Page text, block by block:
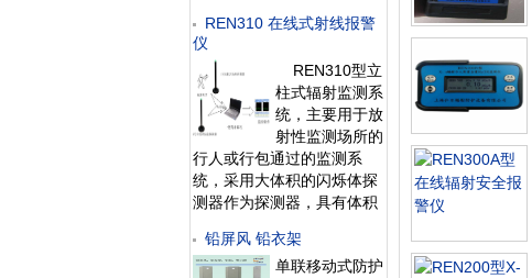
为多功能辐射巡测仪，能显
示工作场所的辐射值，自动
连续测量和记录280万条辐
射剂量率数据，更换
REN310 在线式射线报警
仪
REN310型立
柱式辐射监测系
统，主要用于放
射性监测场所的
行人或行包通过的监测系
统，采用大体积的闪烁体探
测器作为探测器，具有体积
误差小的特点，适用与核应
急等特殊的放射性检测场
铅屏风 铅衣架
单联移动式防护